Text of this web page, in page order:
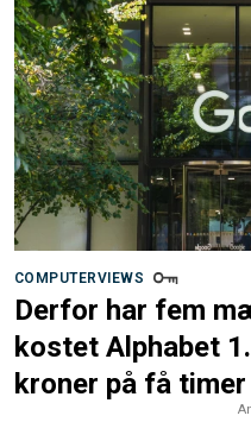
COMPUTERVIEWS
Derfor har fem
kostet Alphabet
kroner på få timer